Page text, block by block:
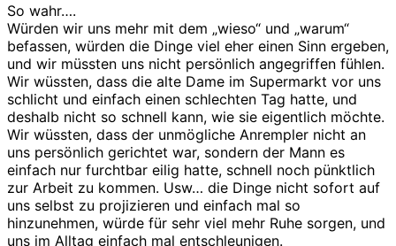
So wahr….
Würden wir uns mehr mit dem „wieso“ und „warum“
befassen, würden die Dinge viel eher einen Sinn ergeben,
und wir müssten uns nicht persönlich angegriffen fühlen.
Wir wüssten, dass die alte Dame im Supermarkt vor uns
schlicht und einfach einen schlechten Tag hatte, und
deshalb nicht so schnell kann, wie sie eigentlich möchte.
Wir wüssten, dass der unmögliche Anrempler nicht an
uns persönlich gerichtet war, sondern der Mann es
einfach nur furchtbar eilig hatte, schnell noch pünktlich
zur Arbeit zu kommen. Usw… die Dinge nicht sofort auf
uns selbst zu projizieren und einfach mal so
hinzunehmen, würde für sehr viel mehr Ruhe sorgen, und
uns im Alltag einfach mal entschleunigen.